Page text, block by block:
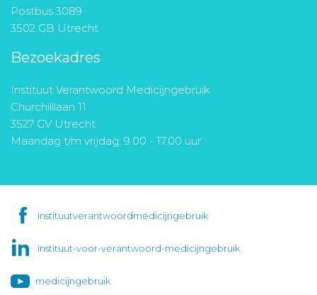
Postbus 3089
3502 GB Utrecht
Bezoekadres
Instituut Verantwoord Medicijngebruik
Churchilllaan 11
3527 GV Utrecht
Maandag t/m vrijdag: 9.00 - 17.00 uur
instituutverantwoordmedicijngebruik
instituut-voor-verantwoord-medicijngebruik
medicijngebruik